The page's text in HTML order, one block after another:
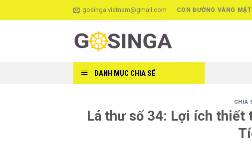
to
gosinga.vietnam@gmail.com CON ĐƯỜNG VẮNG
DANH MỤC CHIA SẺ
CHIA
Lá thư số 34: Lợi ích thiết